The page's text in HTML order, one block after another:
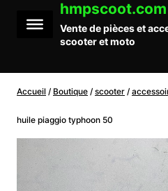
contenu
hmpscoot.com
Vente de pièces et
scooter et moto
Accueil / Boutique / scooter /
huile piaggio typhoon 50